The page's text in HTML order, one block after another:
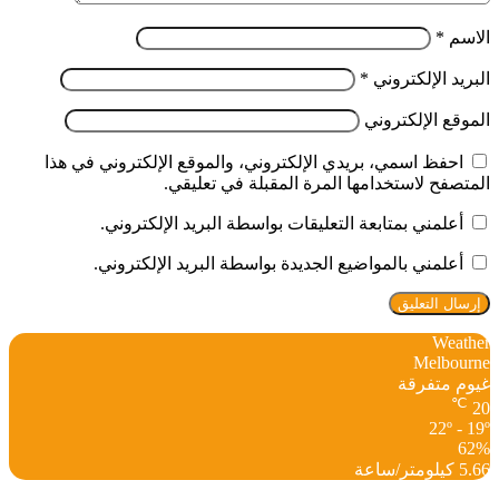
الاسم *
البريد الإلكتروني *
الموقع الإلكتروني
احفظ اسمي، بريدي الإلكتروني، والموقع الإلكتروني في هذا
المتصفح لاستخدامها المرة المقبلة في تعليقي.
أعلمني بمتابعة التعليقات بواسطة البريد الإلكتروني.
أعلمني بالمواضيع الجديدة بواسطة البريد الإلكتروني.
Weather
Melbourne
غيوم متفرقة
20
℃
22º - 19º
62%
5.66 كيلومتر/ساعة